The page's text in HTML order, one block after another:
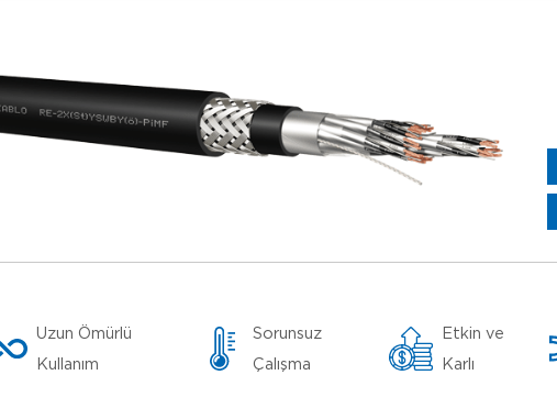
Uzun Ömürlü
Kullanım
Sorunsuz
Çalışma
Etkin ve
Karlı